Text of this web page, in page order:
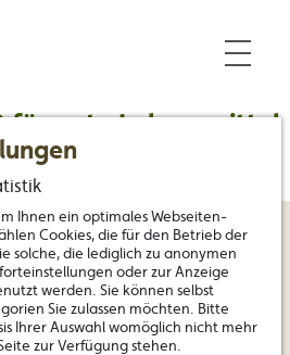
gute Lebensmittel
Ihnen ein optimales Webseiten-
Cookies, die für den Betrieb der
solche, die lediglich zu anonymen
oder zur Anzeige
werden. Sie können selbst
Sie zulassen möchten. Bitte
Ihrer Auswahl womöglich nicht mehr
zur Verfügung stehen.